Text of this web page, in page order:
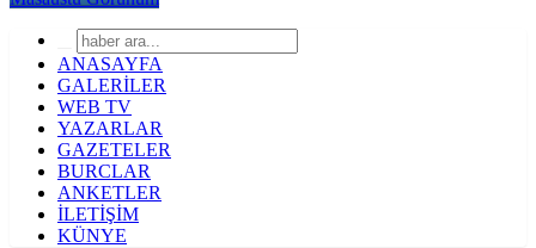
ANASAYFA
GALERİLER
WEB TV
YAZARLAR
GAZETELER
BURCLAR
ANKETLER
İLETİŞİM
KÜNYE